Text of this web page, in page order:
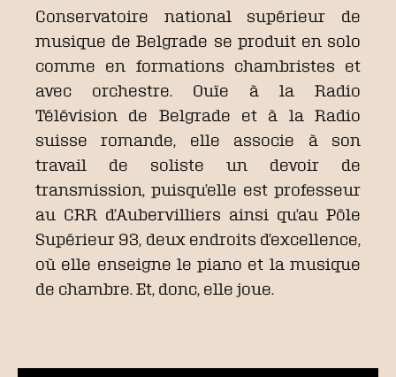
Conservatoire national supérieur de
musique de Belgrade se produit en solo
comme en formations chambristes et
avec orchestre. Ouïe à la Radio
Télévision de Belgrade et à la Radio
suisse romande, elle associe à son
travail de soliste un devoir de
transmission, puisqu’elle est professeur
au CRR d’Aubervilliers ainsi qu’au Pôle
Supérieur 93, deux endroits d’excellence,
où elle enseigne le piano et la musique
de chambre. Et, donc, elle joue.